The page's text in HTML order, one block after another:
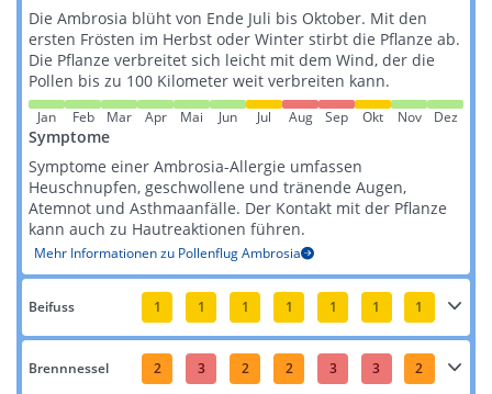
Die Ambrosia blüht von Ende Juli bis Oktober. Mit den
ersten Frösten im Herbst oder Winter stirbt die Pflanze ab.
Die Pflanze verbreitet sich leicht mit dem Wind, der die
Pollen bis zu 100 Kilometer weit verbreiten kann​​.
Jan Feb Mar Apr Mai Jun Jul Aug Sep Okt Nov Dez
Symptome
Symptome einer Ambrosia-Allergie umfassen
Heuschnupfen, geschwollene und tränende Augen,
Atemnot und Asthmaanfälle. Der Kontakt mit der Pflanze
kann auch zu Hautreaktionen führen​​.
Mehr Informationen zu Pollenflug Ambrosia
Beifuss 1 1 1 1 1 1 1
Brennnessel 2 3 2 2 3 3 2